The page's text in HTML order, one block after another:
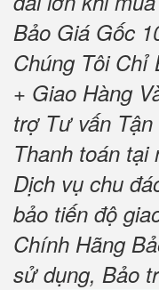
Bảo Giá Gốc
Chúng Tôi Chỉ
+ Giao Hàng
trợ Tư vấn
Thanh toán tại
Dịch vụ chu
bảo tiến độ
Chính Hãng
sử dụng, Bảo